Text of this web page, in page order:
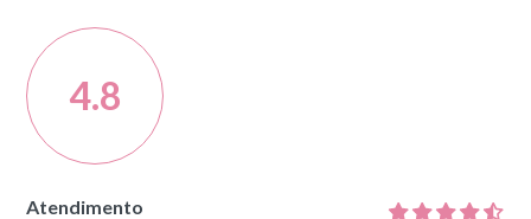
4.8
Atendimento